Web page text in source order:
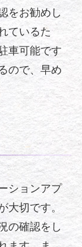
をお勧めし
ているた
車可能です
ので、早め
ションアプ
大切です。
の確認をし